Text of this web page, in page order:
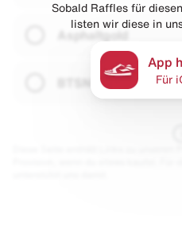
Asphaltgold
Sobald Raffles für
listen wir diese in
App
Für